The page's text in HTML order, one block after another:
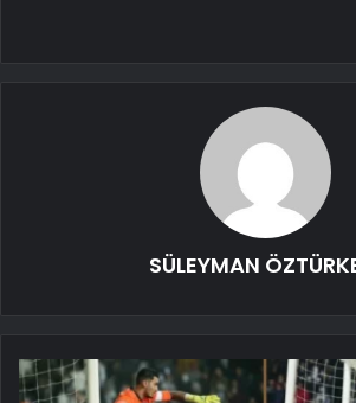
SÜLEYMAN